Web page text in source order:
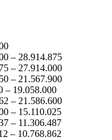
– 28.914.875
– 27.914.000
– 21.567.900
– 19.058.000
– 21.586.600
– 15.110.025
– 11.306.487
– 10.768.862